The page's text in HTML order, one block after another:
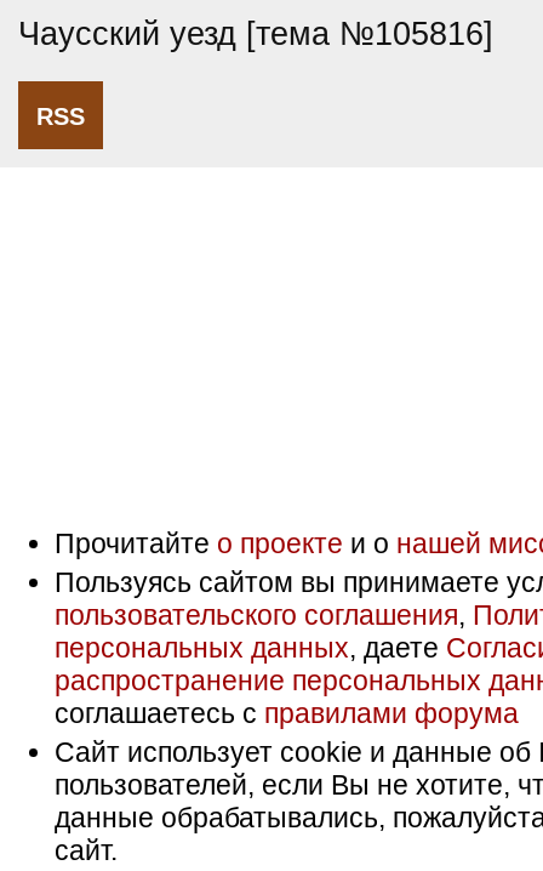
Чаусский уезд [тема №105816]
RSS
Прочитайте о проекте и о нашей
Пользуясь сайтом вы принимаете
пользовательского соглашения,
персональных данных, даете
распространение персональных
соглашаетесь с правилами форума
Сайт использует cookie и данные об
пользователей, если Вы не хотите,
данные обрабатывались,
сайт.